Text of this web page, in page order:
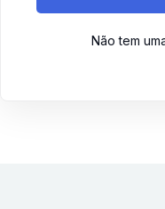
Não tem
Already